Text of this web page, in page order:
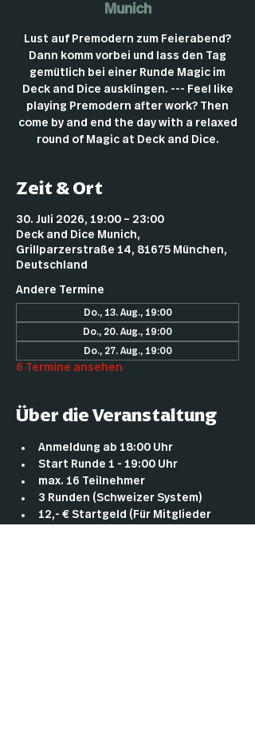
Munich
Lust auf Premodern zum Feierabend?
Dann komm vorbei und lass den Tag
gemütlich bei einer Runde Magic im
Deck and Dice ausklingen. --- Feel like
playing Premodern after work? Then
come by and end the day with a relaxed
round of Magic at Deck and Dice.
Zeit & Ort
30. Juli 2026, 19:00 – 23:00
Deck and Dice Munich,
Grillparzerstraße 14, 81675 München,
Deutschland
Andere Termine
Do., 13. Aug., 19:00
Do., 20. Aug., 19:00
Do., 27. Aug., 19:00
6 Termine ansehen
Über die Veranstaltung
Anmeldung ab 18:00 Uhr
Start Runde 1 - 19:00 Uhr
max. 16 Teilnehmer
3 Runden (Schweizer System)
12,- € Startgeld (Für Mitglieder